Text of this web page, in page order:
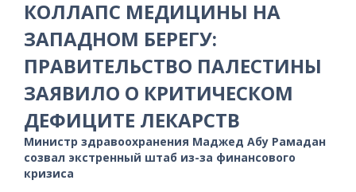
КОЛЛАПС МЕДИЦИНЫ НА
ЗАПАДНОМ БЕРЕГУ:
ПРАВИТЕЛЬСТВО ПАЛЕСТИНЫ
ЗАЯВИЛО О КРИТИЧЕСКОМ
ДЕФИЦИТЕ ЛЕКАРСТВ
Министр здравоохранения Маджед Абу Рамадан
созвал экстренный штаб из-за финансового
кризиса